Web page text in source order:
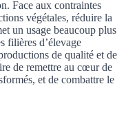
Face aux contraintes
végétales, réduire la
un usage beaucoup plus
filières d’élevage
de qualité et de
de remettre au cœur de
et de combattre le